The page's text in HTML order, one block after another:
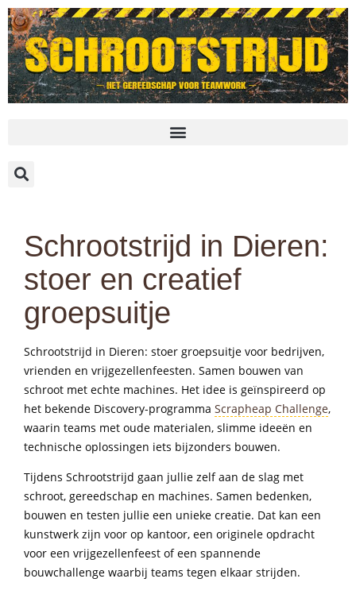
Schrootstrijd in Dieren:
stoer en creatief
groepsuitje
Schrootstrijd in Dieren: stoer groepsuitje voor bedrijven,
vrienden en vrijgezellenfeesten. Samen bouwen van
schroot met echte machines. Het idee is geïnspireerd op
het bekende Discovery-programma Scrapheap Challenge,
waarin teams met oude materialen, slimme ideeën en
technische oplossingen iets bijzonders bouwen.
Tijdens Schrootstrijd gaan jullie zelf aan de slag met
schroot, gereedschap en machines. Samen bedenken,
bouwen en testen jullie een unieke creatie. Dat kan een
kunstwerk zijn voor op kantoor, een originele opdracht
voor een vrijgezellenfeest of een spannende
bouwchallenge waarbij teams tegen elkaar strijden.